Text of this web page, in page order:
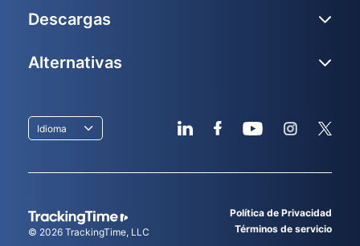
© 2026 TrackingTime, LLC
Política de Privacidad
Términos de servicio
Idioma
Descargas
Alternativas